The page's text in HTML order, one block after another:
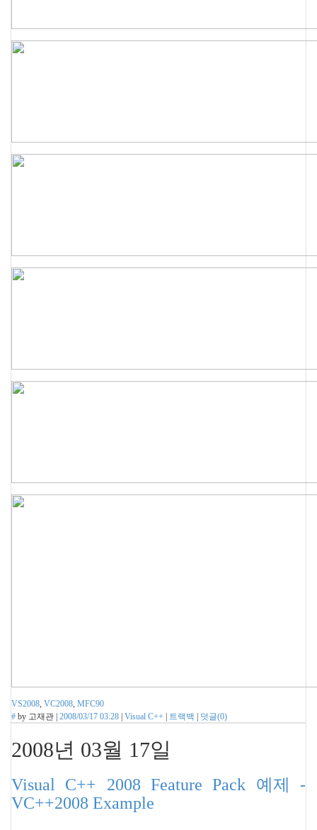
VS2008, VC2008, MFC90
# by 고재관 2008/03/17 03:28 Visual C++ 트랙백 덧글(0)
2008년 03월 17일
Visual C++ 2008 Feature Pack 예제 -
VC++2008 Example